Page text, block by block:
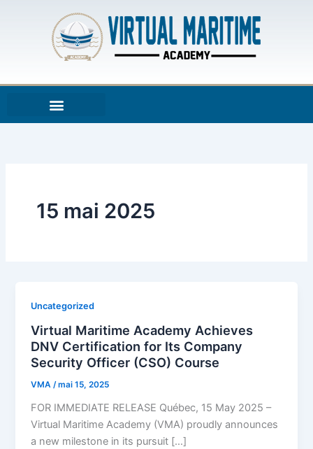
15 mai 2025
Uncategorized
Virtual Maritime Academy Achieves
DNV Certification for Its Company
Security Officer (CSO) Course
VMA/mai 15, 2025
FOR IMMEDIATE RELEASE Québec, 15 May 2025 –
Virtual Maritime Academy (VMA) proudly announces
a new milestone in its pursuit […]